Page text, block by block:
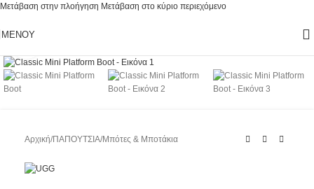
Μετάβαση στην πλοήγηση Μετάβαση στο κύριο περιεχόμενο
ΜΕΝΟΎ
Αρχική/ΠΑΠΟΥΤΣΙΑ/Μπότες & Μποτάκια